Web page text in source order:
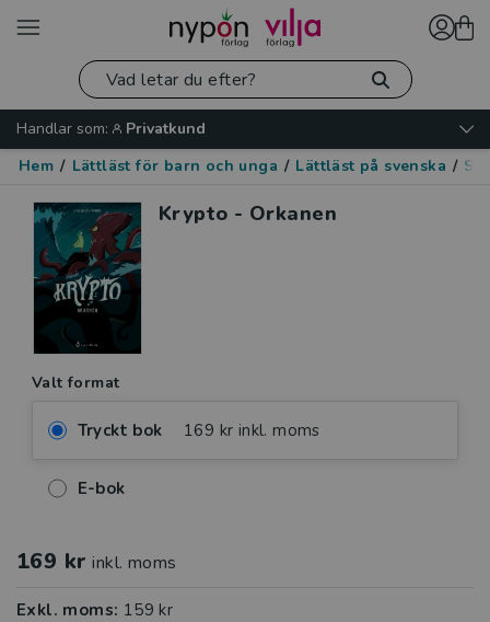
Handlar som:
Privatkund
Hem / Lättläst för barn och unga / Lättläst på svenska /
Krypto - Orkanen
Valt format
Tryckt bok 169 kr inkl. moms
E-bok
169 kr inkl. moms
Exkl. moms: 159 kr